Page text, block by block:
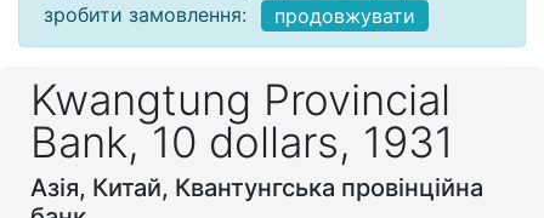
зробити замовлення:
продовжувати
Kwangtung Provincial
Bank, 10 dollars, 1931
Азія, Китай, Квантунгська провінційна